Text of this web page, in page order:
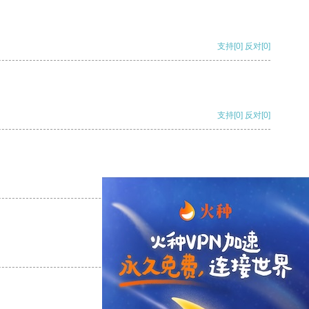
支持[0] 反对[0]
支持[0] 反对[0]
支持 [0] 反对 [0]